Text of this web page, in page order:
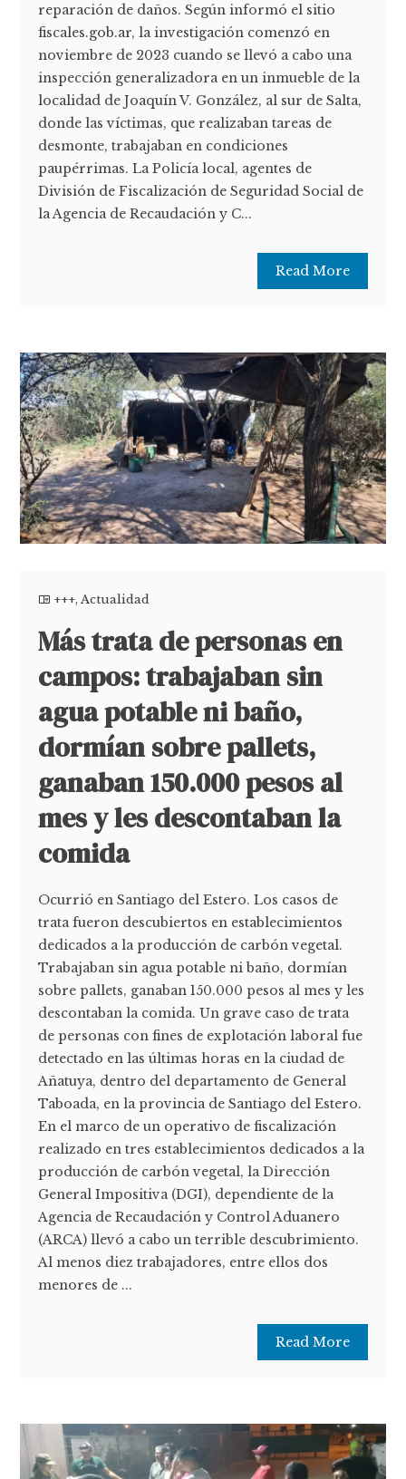
reparación de daños. Según informó el sitio
fiscales.gob.ar, la investigación comenzó en
noviembre de 2023 cuando se llevó a cabo una
inspección generalizadora en un inmueble de la
localidad de Joaquín V. González, al sur de Salta,
donde las víctimas, que realizaban tareas de
desmonte, trabajaban en condiciones
paupérrimas. La Policía local, agentes de
División de Fiscalización de Seguridad Social de
la Agencia de Recaudación y C...
Read More
+++,Actualidad
Más trata de personas en
campos: trabajaban sin
agua potable ni baño,
dormían sobre pallets,
ganaban 150.000 pesos al
mes y les descontaban la
comida
Ocurrió en Santiago del Estero. Los casos de
trata fueron descubiertos en establecimientos
dedicados a la producción de carbón vegetal.
Trabajaban sin agua potable ni baño, dormían
sobre pallets, ganaban 150.000 pesos al mes y les
descontaban la comida. Un grave caso de trata
de personas con fines de explotación laboral fue
detectado en las últimas horas en la ciudad de
Añatuya, dentro del departamento de General
Taboada, en la provincia de Santiago del Estero.
En el marco de un operativo de fiscalización
realizado en tres establecimientos dedicados a la
producción de carbón vegetal, la Dirección
General Impositiva (DGI), dependiente de la
Agencia de Recaudación y Control Aduanero
(ARCA) llevó a cabo un terrible descubrimiento.
Al menos diez trabajadores, entre ellos dos
menores de ...
Read More